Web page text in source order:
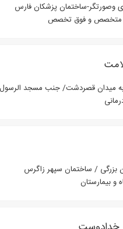
و متخصص و فوق تخصص
به میدان قصردشت/ جنب مسجد الرسول
بزرگی / ساختمان سپهر زاگرس
و بیمارستان